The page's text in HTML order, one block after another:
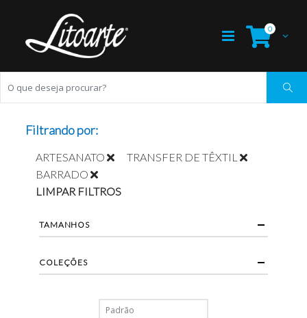
0
Filtrando por:
ARTESANATO
TRANSFER DE TÊXTIL
BARRADO
LIMPAR FILTROS
TAMANHOS
COLEÇÕES